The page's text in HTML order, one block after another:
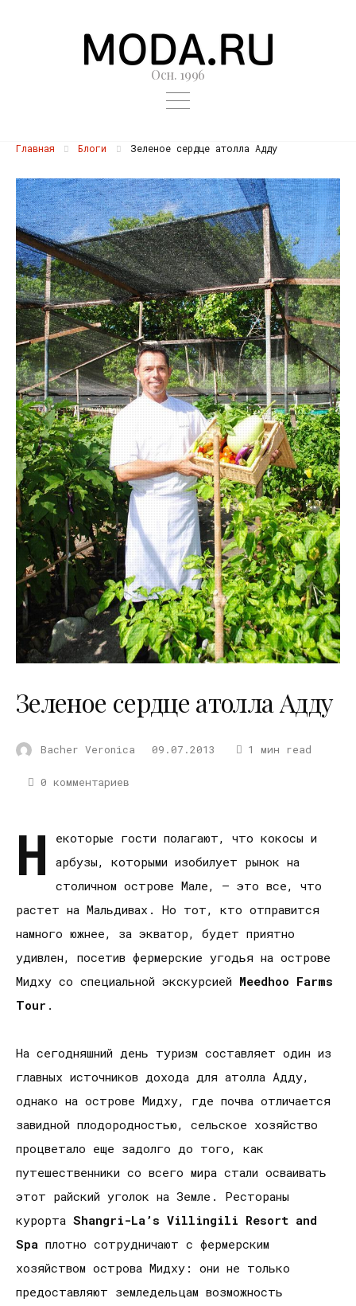
Осн. 1996
Главная Блоги Зеленое сердце атолла Адду
Зеленое сердце атолла Адду
Bacher Veronica 09.07.2013 1 мин read
0 комментариев
Н
екоторые гости полагают, что кокосы и
арбузы, которыми изобилует рынок на
столичном острове Мале, – это все, что
растет на Мальдивах. Но тот, кто отправится
намного южнее, за экватор, будет приятно
удивлен, посетив фермерские угодья на острове
Мидху со специальной экскурсией Meedhoo Farms
Tour .
На сегодняшний день туризм составляет один из
главных источников дохода для атолла Адду,
однако на острове Мидху, где почва отличается
завидной плодородностью, сельское хозяйство
процветало еще задолго до того, как
путешественники со всего мира стали осваивать
этот райский уголок на Земле. Рестораны
курорта Shangri-La ’s Villingili Resort and
Spa плотно сотрудничают с фермерским
хозяйством острова Мидху: они не только
предоставляют земледельцам возможность